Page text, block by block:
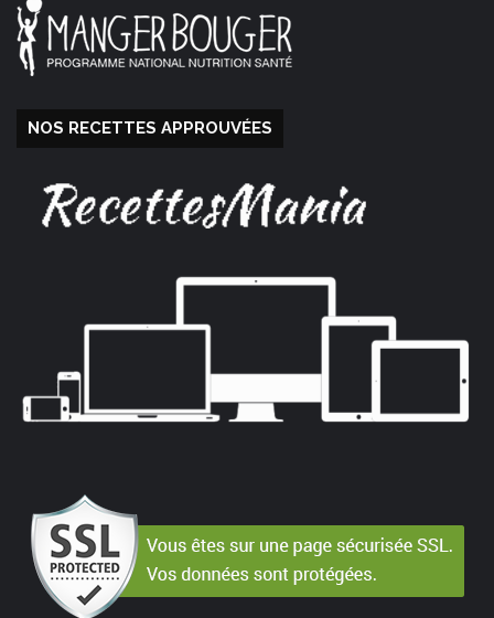
NOS RECETTES APPROUVÉES